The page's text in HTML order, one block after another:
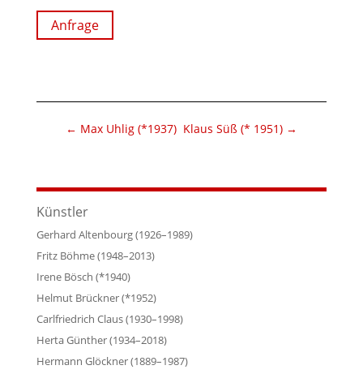
Anfrage
← Max Uhlig (*1937) Klaus Süß (* 1951) →
Künstler
Gerhard Altenbourg (1926–1989)
Fritz Böhme (1948–2013)
Irene Bösch (*1940)
Helmut Brückner (*1952)
Carlfriedrich Claus (1930–1998)
Herta Günther (1934–2018)
Hermann Glöckner (1889–1987)